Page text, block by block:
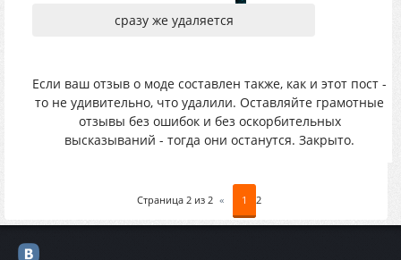
сразу же удаляется
Если ваш отзыв о моде составлен также, как и этот пост -
то не удивительно, что удалили. Оставляйте грамотные
отзывы без ошибок и без оскорбительных
высказываний - тогда они останутся. Закрыто.
Страница 2 из 2 « 1 2